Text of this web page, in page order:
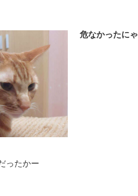
危なかったにゃ
ったかー